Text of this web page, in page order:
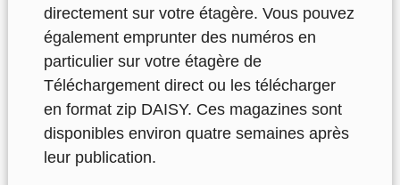
directement sur votre étagère. Vous pouvez
également emprunter des numéros en
particulier sur votre étagère de
Téléchargement direct ou les télécharger
en format zip DAISY. Ces magazines sont
disponibles environ quatre semaines après
leur publication.